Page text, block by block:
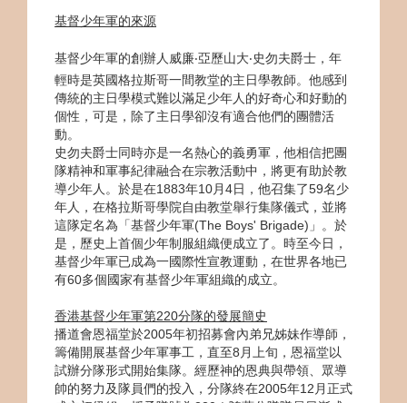
基督少年軍的來源
基督少年軍的創辦人威廉‧亞歷山大‧史勿夫爵士，年
輕時是英國格拉斯哥一間教堂的主日學教師。他感到
傳統的主日學模式難以滿足少年人的好奇心和好動的
個性，可是，除了主日學卻沒有適合他們的團體活
動。
史勿夫爵士同時亦是一名熱心的義勇軍，他相信把團
隊精神和軍事紀律融合在宗教活動中，將更有助於教
導少年人。於是在1883年10月4日，他召集了59名少
年人，在格拉斯哥學院自由教堂舉行集隊儀式，並將
這隊定名為「基督少年軍(The Boys' Brigade)」。於
是，歷史上首個少年制服組織便成立了。時至今日，
基督少年軍已成為一國際性宣教運動，在世界各地已
有60多個國家有基督少年軍組織的成立。
香港基督少年軍第220分隊的發展簡史
播道會恩福堂於2005年初招募會內弟兄姊妹作導師，
籌備開展基督少年軍事工，直至8月上旬，恩福堂以
試辦分隊形式開始集隊。經歷神的恩典與帶領、眾導
帥的努力及隊員們的投入，分隊終在2005年12月正式